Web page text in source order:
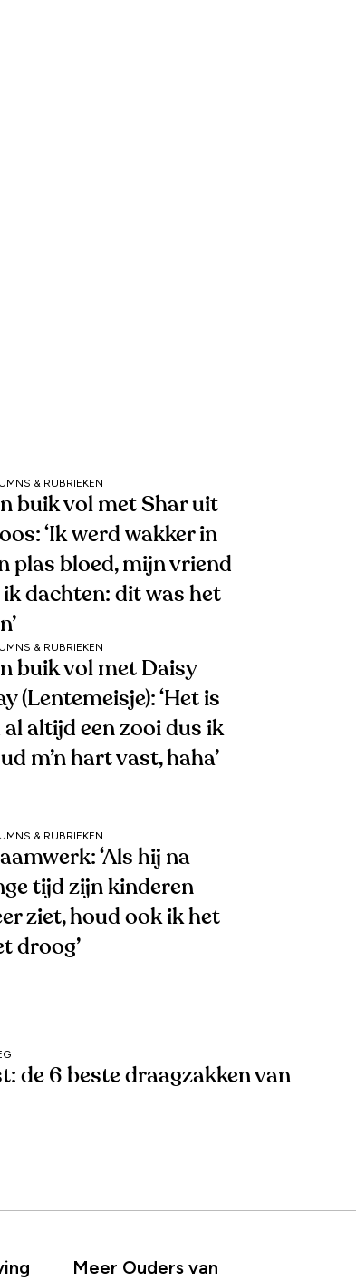
& RUBRIEKEN
buik vol met Shar uit
‘Ik werd wakker in
plas bloed, mijn vriend
ik dachten: dit was het
& RUBRIEKEN
buik vol met Daisy
(Lentemeisje): ‘Het is
al altijd een zooi dus ik
m’n hart vast, haha’
& RUBRIEKEN
‘Als hij na
tijd zijn kinderen
ziet, houd ook ik het
droog’
de 6 beste draagzakken van
Meer Ouders van